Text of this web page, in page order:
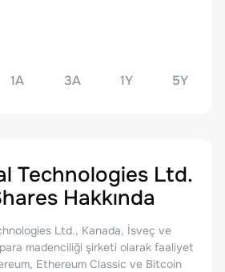
1A 3A 1Y 5Y
Technologies Ltd.
Hakkında
Ltd., Kanada, İsveç ve
madenciliği şirketi olarak faaliyet
Ethereum Classic ve Bitcoin